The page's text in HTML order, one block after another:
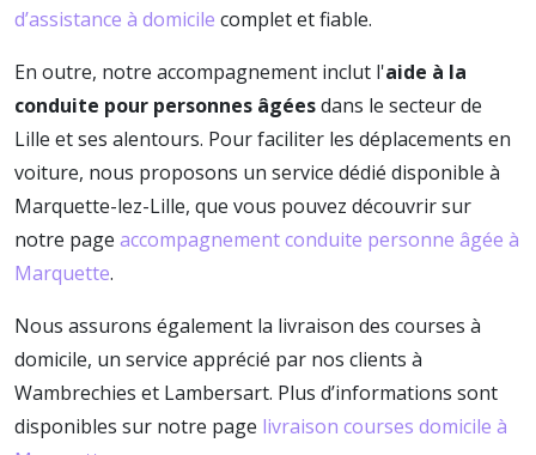
d’assistance à domicile complet et fiable.
En outre, notre accompagnement inclut l'aide à la
conduite pour personnes âgéesdans le secteur de
Lille et ses alentours. Pour faciliter les déplacements en
voiture, nous proposons un service dédié disponible à
Marquette-lez-Lille, que vous pouvez découvrir sur
notre page accompagnement conduite personne âgée à
Marquette.
Nous assurons également la livraison des courses à
domicile, un service apprécié par nos clients à
Wambrechies et Lambersart. Plus d’informations sont
disponibles sur notre page livraison courses domicile à